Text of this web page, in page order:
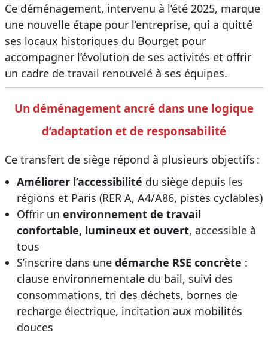
Ce déménagement, intervenu à l’été 2025, marque
une nouvelle étape pour l’entreprise, qui a quitté
ses locaux historiques du Bourget pour
accompagner l’évolution de ses activités et offrir
un cadre de travail renouvelé à ses équipes.
Un déménagement ancré dans une logique
d’adaptation et de responsabilité
Ce transfert de siège répond à plusieurs objectifs :
Améliorer l’accessibilité du siège depuis les
régions et Paris (RER A, A4/A86, pistes cyclables)
Offrir un environnement de travail
confortable, lumineux et ouvert, accessible à
tous
S’inscrire dans une démarche RSE concrète :
clause environnementale du bail, suivi des
consommations, tri des déchets, bornes de
recharge électrique, incitation aux mobilités
douces